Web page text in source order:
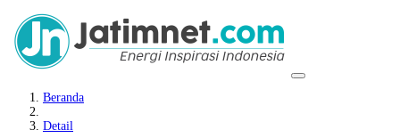
Beranda
Detail